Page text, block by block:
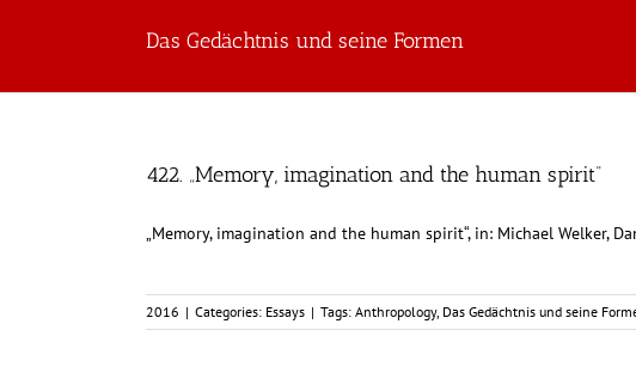
Das Gedächtnis und seine Formen
422. „Memory, imagination and the human spirit“
„Memory, imagination and the human spirit“, in: Michael Welker,
2016 | Categories: Essays | Tags: Anthropology, Das Gedächtnis und seine